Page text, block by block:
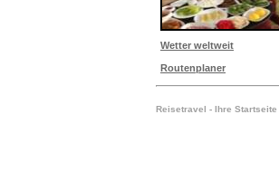
Wetter weltweit
Routenplaner
Reisetravel - Ihre Startseite